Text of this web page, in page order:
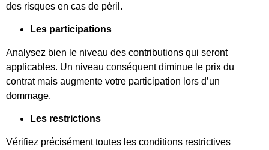
des risques en cas de péril.
Les participations
Analysez bien le niveau des contributions qui seront
applicables. Un niveau conséquent diminue le prix du
contrat mais augmente votre participation lors d’un
dommage.
Les restrictions
Vérifiez précisément toutes les conditions restrictives